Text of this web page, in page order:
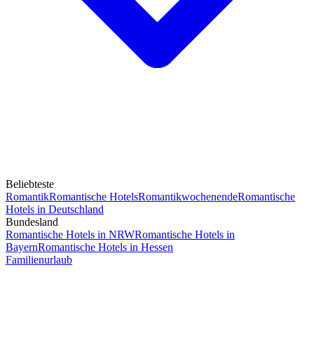
Beliebteste
RomantikRomantische HotelsRomantikwochenendeRomantische
Hotels in Deutschland
Bundesland
Romantische Hotels in NRWRomantische Hotels in
BayernRomantische Hotels in Hessen
Familienurlaub